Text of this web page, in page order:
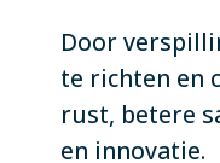
Door
te richten en
rust, betere
en innovatie.